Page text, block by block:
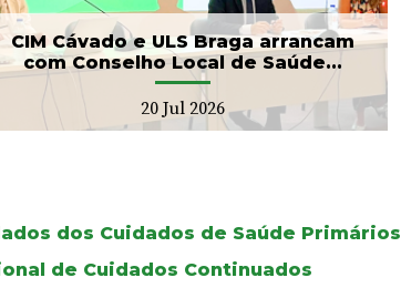
CIM Cávado e ULS Braga arrancam
com Conselho Local de Saúde...
20 Jul 2026
17 Jul 2026
dos Cuidados de Saúde Primários
de Cuidados Continuados